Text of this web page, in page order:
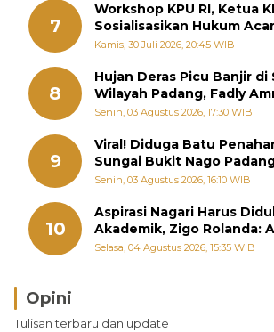
7
Workshop KPU RI, Ketua
Sosialisasikan Hukum
Penyelesaian Sengketa
Kamis, 30 Juli 2026, 20:45 WIB
8
Hujan Deras Picu Banjir di
Wilayah Padang, Fadly
Perintahkan OPD Siaga
Senin, 03 Agustus 2026, 17:30 WIB
9
Viral! Diduga Batu
Sungai Bukit Nago
Warga Khawatir Bencana
Senin, 03 Agustus 2026, 16:10 WIB
10
Aspirasi Nagari Harus
Akademik, Zigo Rolanda:
Diperjuangkan di
Selasa, 04 Agustus 2026, 15:35 WIB
Opini
Tulisan terbaru dan update
Brasil Lebih Diunggulkan, tetapi